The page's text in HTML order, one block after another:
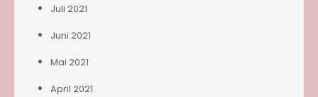
Juli 2021
Juni 2021
Mai 2021
April 2021